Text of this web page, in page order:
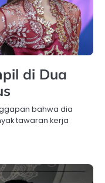
di Dua
bahwa dia
tawaran kerja